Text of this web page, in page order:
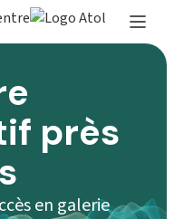
près
en galerie